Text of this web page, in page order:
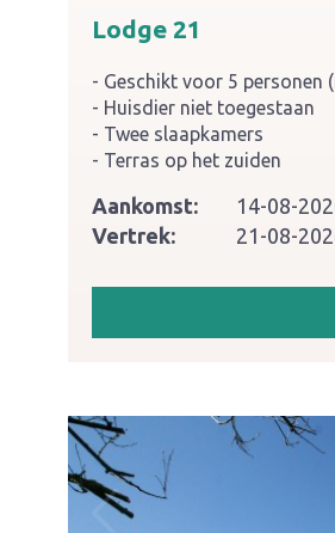
Lodge 21
Geschikt voor 5 personen
Huisdier niet toegestaan
Twee slaapkamers
Terras op het zuiden
Aankomst:
14-08-
Vertrek:
21-08-